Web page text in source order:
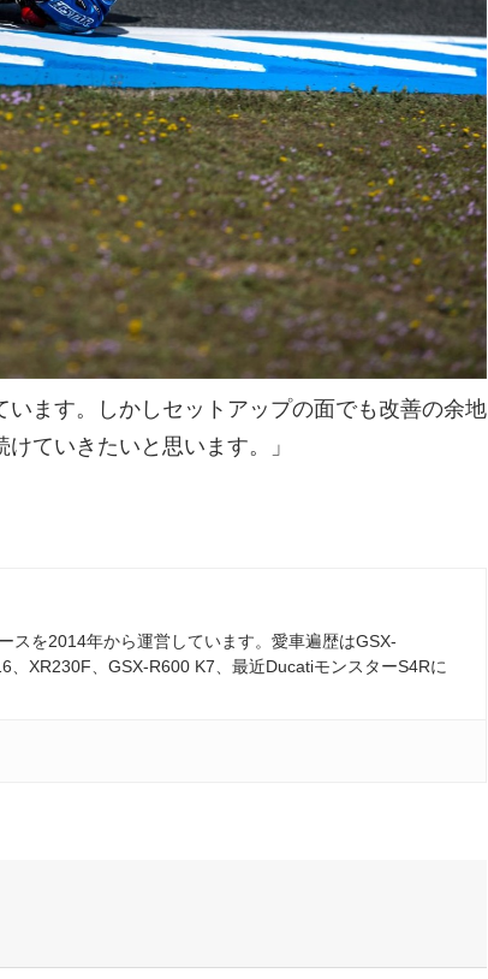
います。しかしセットアップの面でも改善の余地
ていきたいと思います。」
スを2014年から運営しています。愛車遍歴はGSX-
、XR230F、GSX-R600 K7、最近DucatiモンスターS4Rに